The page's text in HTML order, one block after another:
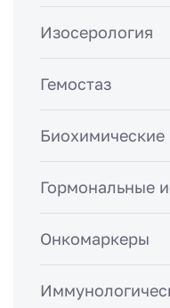
Изосерология
Гемостаз
Биохимические
Гормональные
Онкомаркеры